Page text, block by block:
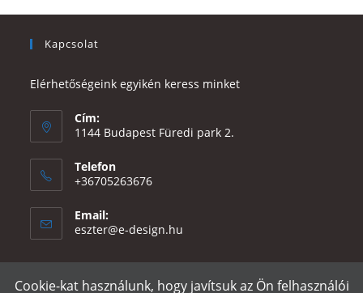
Kapcsolat
Elérhetőségeink egyikén keress minket
Cím:
1144 Budapest Füredi park 2.
Telefon
+36705263676
Email:
eszter@e-design.hu
Cookie-kat használunk, hogy javítsuk az Ön felhasználói